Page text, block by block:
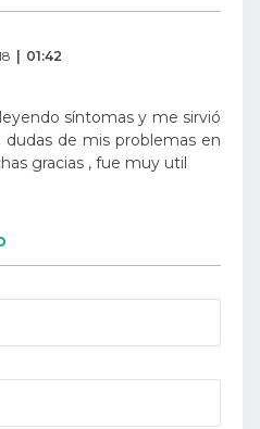
01:42
síntomas y me sirvió
dudas de mis problemas en
gracias , fue muy util